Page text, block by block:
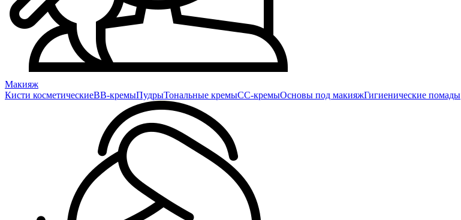
Макияж
Кисти косметическиеBB-кремыПудрыТональные кремыCC-кремыОсновы под макияжГигиенические помады